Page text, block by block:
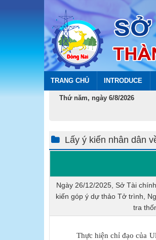
TRANG CHỦ INTRODUCE
Thứ năm, ngày 6/8/2026
Lấy ý kiến nhân dân
Ngày 26/12/2025, Sở Tài
kiến góp ý dự thảo Tở trình,
tra
Thực hiện chỉ đạo của